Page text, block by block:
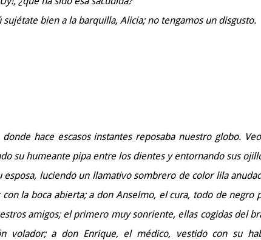
bien a la barquilla, Alicia; no tengamos un disgusto.
hace escasos instantes reposaba nuestro globo.
su humeante pipa entre los dientes y entornando sus
esposa, luciendo un llamativo sombrero de color lila
la boca abierta; a don Anselmo, el cura, todo de negro
amigos; el primero muy sonriente, ellas cogidas del
volador; a don Enrique, el médico, vestido con su